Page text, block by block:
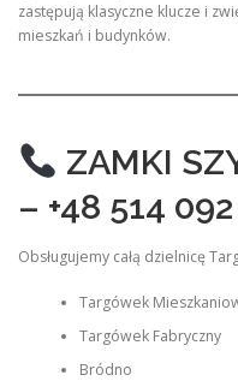
zastępują klasyczne klucze i
mieszkań i budynków.
ZAMKI
– +48 514
Obsługujemy całą dzielnicę
Targówek
Targówek Fabryczny
Bródno